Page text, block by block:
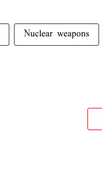
Nuclear weapons